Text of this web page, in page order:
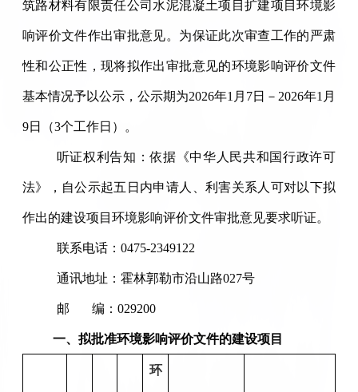
筑路材料有限责任公司水泥混凝土项目扩建项目环境影
响评价文件作出审批意见。为保证此次审查工作的严肃
性和公正性，现将拟作出审批意见的环境影响评价文件
基本情况予以公示，公示期为2026年1月7日－2026年1月
9日（3个工作日）。
听证权利告知：依据《中华人民共和国行政许可
法》，自公示起五日内申请人、利害关系人可对以下拟
作出的建设项目环境影响评价文件审批意见要求听证。
联系电话：0475-2349122
通讯地址：霍林郭勒市沿山路027号
邮 编：029200
一、拟批准环境影响评价文件的建设项目
环